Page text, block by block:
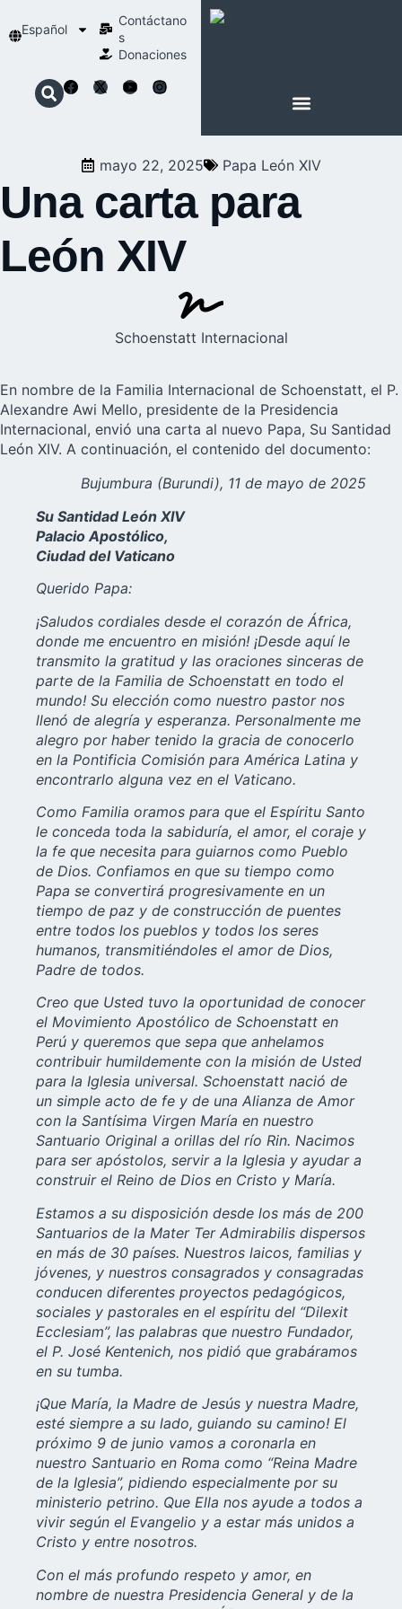
Español
Contáctano
s
Donaciones
mayo 22, 2025 Papa León XIV
Una carta para
León XIV
Schoenstatt Internacional
En nombre de la Familia Internacional de Schoenstatt, el P.
Alexandre Awi Mello, presidente de la Presidencia
Internacional, envió una carta al nuevo Papa, Su Santidad
León XIV. A continuación, el contenido del documento:
Bujumbura (Burundi), 11 de mayo de 2025
Su Santidad León XIV
Palacio Apostólico,
Ciudad del Vaticano
Querido Papa:
¡Saludos cordiales desde el corazón de África,
donde me encuentro en misión! ¡Desde aquí le
transmito la gratitud y las oraciones sinceras de
parte de la Familia de Schoenstatt en todo el
mundo! Su elección como nuestro pastor nos
llenó de alegría y esperanza. Personalmente me
alegro por haber tenido la gracia de conocerlo
en la Pontificia Comisión para América Latina y
encontrarlo alguna vez en el Vaticano.
Como Familia oramos para que el Espíritu Santo
le conceda toda la sabiduría, el amor, el coraje y
la fe que necesita para guiarnos como Pueblo
de Dios. Confiamos en que su tiempo como
Papa se convertirá progresivamente en un
tiempo de paz y de construcción de puentes
entre todos los pueblos y todos los seres
humanos, transmitiéndoles el amor de Dios,
Padre de todos.
Creo que Usted tuvo la oportunidad de conocer
el Movimiento Apostólico de Schoenstatt en
Perú y queremos que sepa que anhelamos
contribuir humildemente con la misión de Usted
para la Iglesia universal. Schoenstatt nació de
un simple acto de fe y de una Alianza de Amor
con la Santísima Virgen María en nuestro
Santuario Original a orillas del río Rin. Nacimos
para ser apóstolos, servir a la Iglesia y ayudar a
construir el Reino de Dios en Cristo y María.
Estamos a su disposición desde los más de 200
Santuarios de la Mater Ter Admirabilis dispersos
en más de 30 países. Nuestros laicos, familias y
jóvenes, y nuestros consagrados y consagradas
conducen diferentes proyectos pedagógicos,
sociales y pastorales en el espíritu del “Dilexit
Ecclesiam”, las palabras que nuestro Fundador,
el P. José Kentenich, nos pidió que grabáramos
en su tumba.
¡Que María, la Madre de Jesús y nuestra Madre,
esté siempre a su lado, guiando su camino! El
próximo 9 de junio vamos a coronarla en
nuestro Santuario en Roma como “Reina Madre
de la Iglesia”, pidiendo especialmente por su
ministerio petrino. Que Ella nos ayude a todos a
vivir según el Evangelio y a estar más unidos a
Cristo y entre nosotros.
Con el más profundo respeto y amor, en
nombre de nuestra Presidencia General y de la